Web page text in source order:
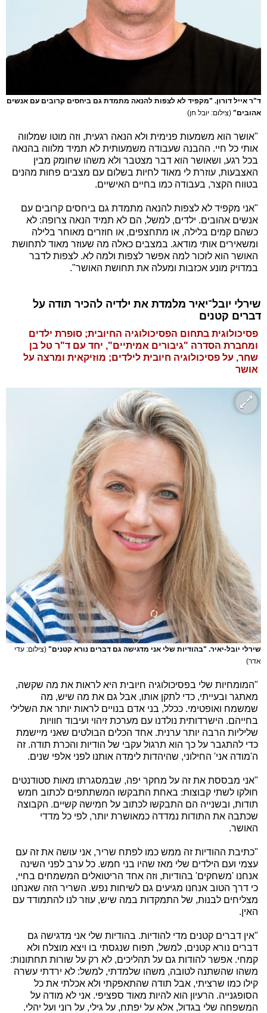
ד"ר אייל דורון. "מקפיד לא לצפות להנאה מתמדת גם ביחסים קרובים עם אנשים
אהובים" (צילום: יובל חן)
"אושר הוא משמעות פנימית ולא הנאה רגעית, וזה מוטו שמלווה
אותי כל חיי. ההבנה שעבודה משמעותית לא תמיד מלווה בהנאה
בכל רגע, ושאושר הוא דבר מצטבר ולא משהו שחומק מבין
האצבעות, עוזרת לי מאוד לחיות בשלום עם מצבים פחות מהנים
בטווח הקצר, בעבודה כמו בחיים האישיים.
"אני מקפיד לא לצפות להנאה מתמדת גם ביחסים קרובים עם
אנשים אהובים. ילדים, למשל, הם לא תמיד הנאה צרופה: לא
כשהם קמים בלילה, או מתחצפים, או חוזרים מאוחר בלילה
ומשאירים אותי מודאג. במצבים כאלה מה שעוזר מאוד לתחושת
האושר הוא לזכור למה אפשר לצפות ולמה לא. לצפות לדבר
במדויק מונע אכזבות ומעלה את תחושת האושר".
שירלי יובל־יאיר מלמדת את ילדיה להכיר תודה על
דברים קטנים
פסיכולוגית בתחום הפסיכולוגיה החיובית; סופרת ילדים
ומחברת הסדרה "גיבורים אמיתיים", יחד עם ד"ר טל בן
שחר, על פסיכולוגיה חיובית לילדים; מוזיקאית ומרצה על
אושר
שירלי יובל-יאיר. "בהודיות שלי אני מדגישה גם דברים נורא קטנים" (צילום: עדי
אדר)
"המומחיות שלי בפסיכולוגיה חיובית היא לראות את מה שקשה,
מאתגר ובעייתי, כדי לתקן אותו, אבל גם את מה שיש, מה
שמשמח ואופטימי. ככלל, בני אדם בנויים לראות יותר את השלילי
בחייהם. הישרדותית נולדנו עם מערכת זיהוי ועיבוד חוויות
שליליות הרבה יותר ערנית. אחד הכלים הבולטים שאני מיישמת
כדי להתגבר על כך הוא תרגול עקבי של הודיות והכרת תודה. זה
ה'מודה אני' החילוני, שהיהדות לימדה אותנו לפני אלפי שנים.
"אני מבססת את זה על מחקר יפה, שבמסגרתו מאות סטודנטים
חולקו לשתי קבוצות: באחת התבקשו המשתתפים לכתוב חמש
תודות, ובשנייה הם התבקשו לכתוב על חמישה קשיים. הקבוצה
שכתבה את התודות נמדדה כמאושרת יותר, לפי כל מדדי
האושר.
"כתיבת ההודיות זה ממש כמו לפתח שריר, אני עושה את זה עם
עצמי ועם הילדים שלי מאז שהיו בני חמש. כל ערב לפני השינה
אנחנו 'משחקים' בהודיות, וזה אחד הריטואלים המשמחים בחיי,
כי דרך הטוב אנחנו מגיעים גם לשיחות נפש. השריר הזה שאנחנו
מצליחים לבנות, של התמקדות במה שיש, עוזר לנו להתמודד עם
האין.
"אין דברים קטנים מדי להודיות. בהודיות שלי אני מדגישה גם
דברים נורא קטנים, למשל, תפוח שנגסתי בו ויצא מוצלח ולא
קמחי. אפשר להודות גם על תהליכים, לא רק על שורות תחתונות:
משהו שהשתנה לטובה, משהו שלמדתי, למשל: לא ירדתי עשרה
קילו כמו שרציתי, אבל תודה שהתאפקתי ולא אכלתי את כל
הסופגנייה. הרעיון הוא להיות מאוד ספציפי. אני לא מודה על
המשפחה שלי בגדול, אלא על יפתח, על גילי, על רוני ועל יהלי.